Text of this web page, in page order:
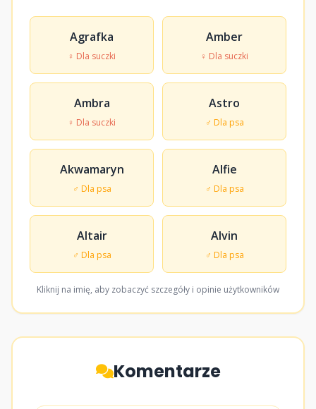
Agrafka
♀ Dla suczki
Amber
♀ Dla suczki
Ambra
♀ Dla suczki
Astro
♂ Dla psa
Akwamaryn
♂ Dla psa
Alfie
♂ Dla psa
Altair
♂ Dla psa
Alvin
♂ Dla psa
Kliknij na imię, aby zobaczyć szczegóły i opinie użytkowników
Komentarze